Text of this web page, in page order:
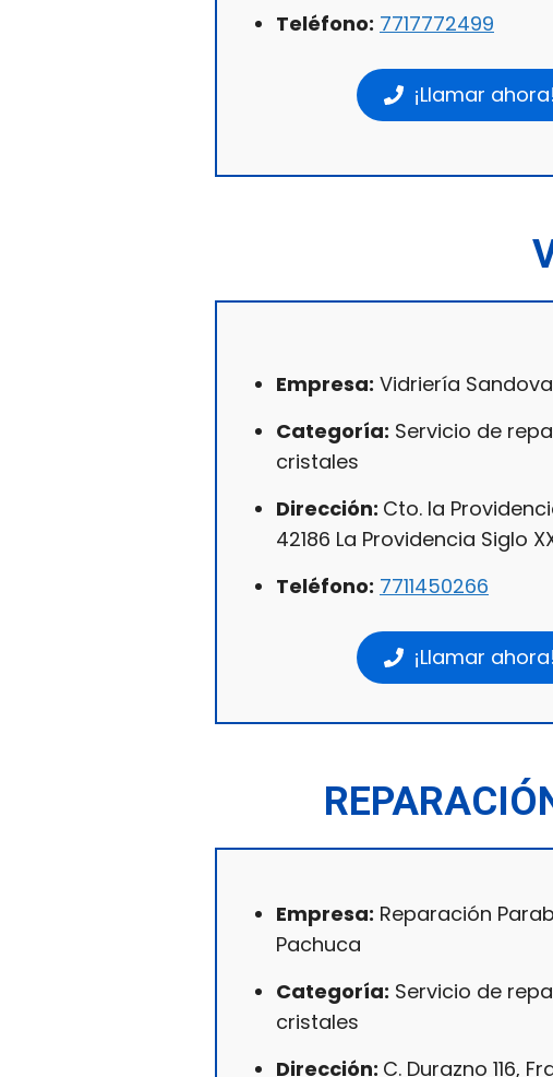
Teléfono: 7717772499
¡Llamar ahora!
Empresa: Vidriería
Categoría: Servicio de
cristales
Dirección: Cto. la
42186 La Providencia Siglo
Teléfono: 7711450266
¡Llamar ahora!
Empresa: Reparación
Pachuca
Categoría: Servicio de
cristales
Dirección: C. Durazno 116,